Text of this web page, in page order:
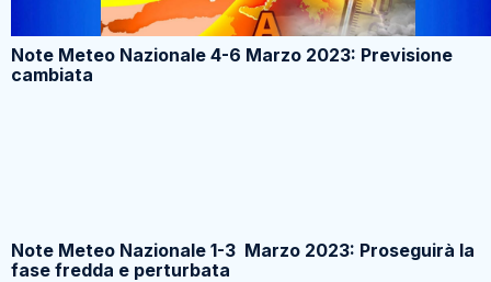
Note Meteo Nazionale 4-6 Marzo 2023: Previsione
cambiata
Note Meteo Nazionale 1-3 Marzo 2023: Proseguirà la
fase fredda e perturbata